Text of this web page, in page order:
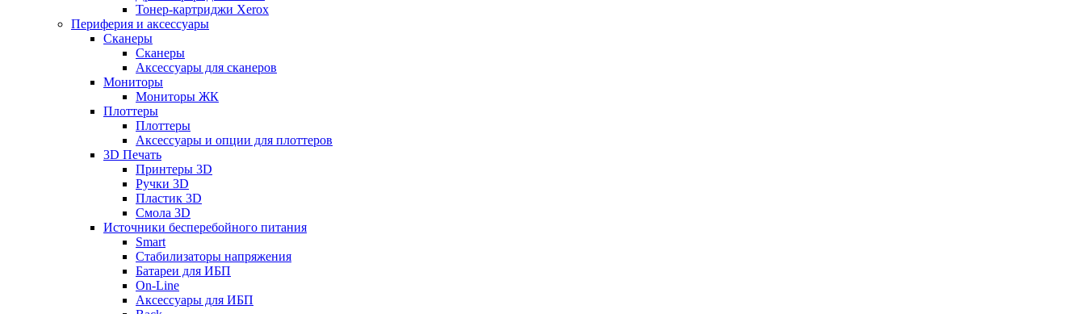
Тонер-картриджи Xerox
Периферия и аксессуары
Сканеры
Сканеры
Аксессуары для сканеров
Мониторы
Мониторы ЖК
Плоттеры
Плоттеры
Аксессуары и опции для плоттеров
3D Печать
Принтеры 3D
Ручки 3D
Пластик 3D
Смола 3D
Источники бесперебойного питания
Smart
Стабилизаторы напряжения
Батареи для ИБП
On-Line
Аксессуары для ИБП